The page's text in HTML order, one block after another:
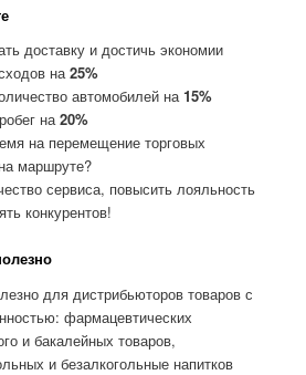
доставку и достичь экономии
на25%
автомобилей на15%
на20%
на перемещение торговых
маршруте?
сервиса, повысить лояльность
конкурентов!
для дистрибьюторов товаров с
фармацевтических
и бакалейных товаров,
и безалкогольные напитков